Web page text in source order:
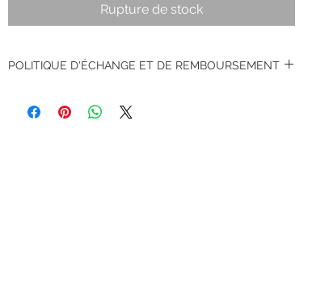
Rupture de stock
POLITIQUE D'ÉCHANGE ET DE REMBOURSEMENT